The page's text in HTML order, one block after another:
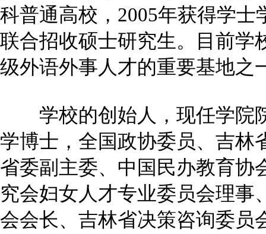
科普通高校，2005年获得学士
联合招收硕士研究生。目前学
级外语外事人才的重要基地之
学校的创始人，现任学院
学博士，全国政协委员、吉林
省委副主委、中国民办教育协
究会妇女人才专业委员会理事
会会长、吉林省决策咨询委员